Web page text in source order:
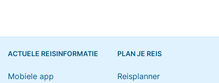
ACTUELE REISINFORMATIE
Mobiele app
PLAN JE REIS
Reisplanner